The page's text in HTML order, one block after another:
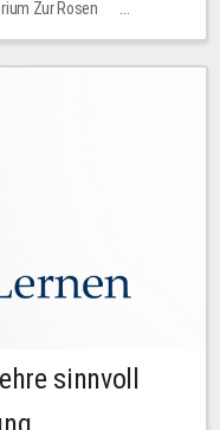
Zur Rosen
sinnvoll